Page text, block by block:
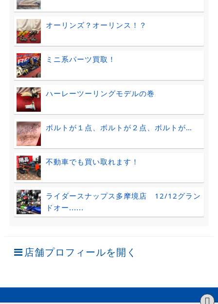
オーリンズ？オーリンス！？
ミニ系パーツ買取！
ハーレーツーリングモデルの巻
ボルトが１点、ボルトが２点、ボルトが…
不動車でも買い取れます！
ライダースナップス多摩境店 12/12グラン
ドオー......
店舗プロフィールを開く